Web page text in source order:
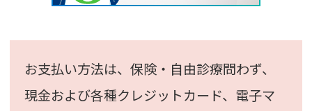
お支払い方法は、保険・自由診療問わず、
現金および各種クレジットカード、 電子マ